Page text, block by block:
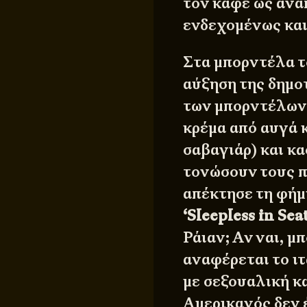
ενδεχομένως
Στα μπορντέλα
αύξηση της
των
κρέμα από αυγά
σαβαγιάρ) και
τονώσουν τους
απέκτησε τη
‘Sleepless in
Ράιαν; Αν ναι,
αναφέρεται το
με σεξουαλική